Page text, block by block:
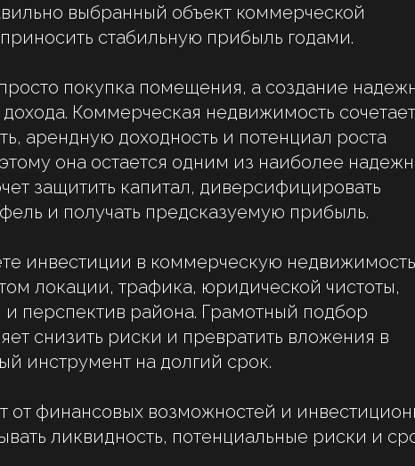
выбранный объект коммерческой
стабильную прибыль годами.
покупка помещения, а создание
Коммерческая недвижимость
арендную доходность и потенциал роста
она остается одним из наиболее
защитить капитал, диверсифицировать
и получать предсказуемую прибыль.
инвестиции в коммерческую
локации, трафика, юридической чистоты,
перспектив района. Грамотный подбор
снизить риски и превратить вложения в
инструмент на долгий срок.
от финансовых возможностей и
ликвидность, потенциальные риски и